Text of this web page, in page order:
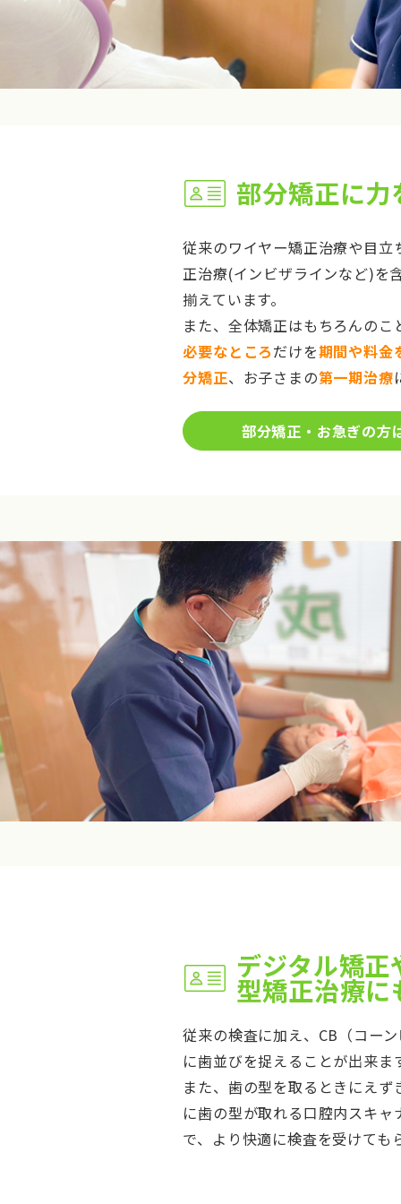
部分矯正に
従来のワイヤー矯正治療や目立
正治療(インビザラインなど)を
揃えています。
また、全体矯正はもちろんのこ
必要なところだけを期間や料金
分矯正、お子さまの第一期治療
部分矯正・お急ぎの方
デジタル矯
型矯正治療に
従来の検査に加え、CB（コー
に歯並びを捉えることが出来ま
また、歯の型を取るときにえ
に歯の型が取れる口腔内スキ
で、より快適に検査を受けても